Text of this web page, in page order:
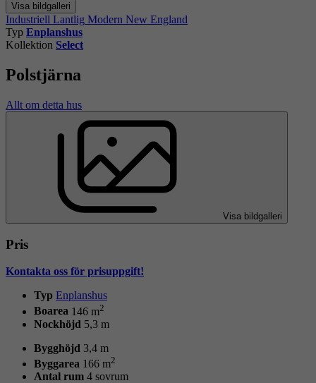
Visa bildgalleri
Industriell Lantlig Modern New England
Typ Enplanshus
Kollektion Select
Polstjärna
Allt om detta hus
Visa bildgalleri
Pris
Kontakta oss för prisuppgift!
Typ Enplanshus
Boarea 146 m2
Nockhöjd 5,3 m
Bygghöjd 3,4 m
Byggarea 166 m2
Antal rum 4 sovrum